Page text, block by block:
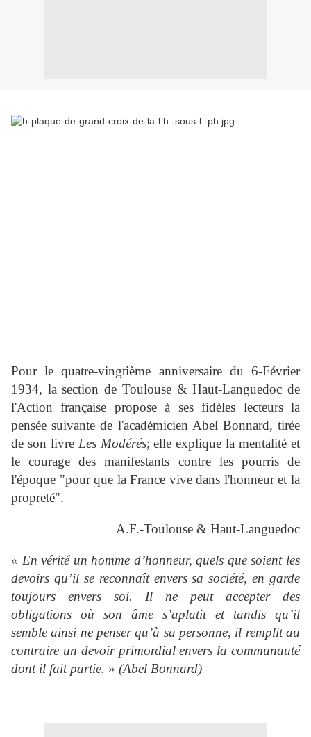
Pour le quatre-vingtième anniversaire du 6-Février
1934, la section de Toulouse & Haut-Languedoc de
l'Action française propose à ses fidèles lecteurs la
pensée suivante de l'académicien Abel Bonnard, tirée
de son livre Les Modérés; elle explique la mentalité et
le courage des manifestants contre les pourris de
l'époque "pour que la France vive dans l'honneur et la
propreté".
A.F.-Toulouse & Haut-Languedoc
« En vérité un homme d’honneur, quels que soient les
devoirs qu’il se reconnaît envers sa société, en garde
toujours envers soi. Il ne peut accepter des
obligations où son âme s’aplatit et tandis qu’il
semble ainsi ne penser qu’à sa personne, il remplit au
contraire un devoir primordial envers la communauté
dont il fait partie. » (Abel Bonnard)